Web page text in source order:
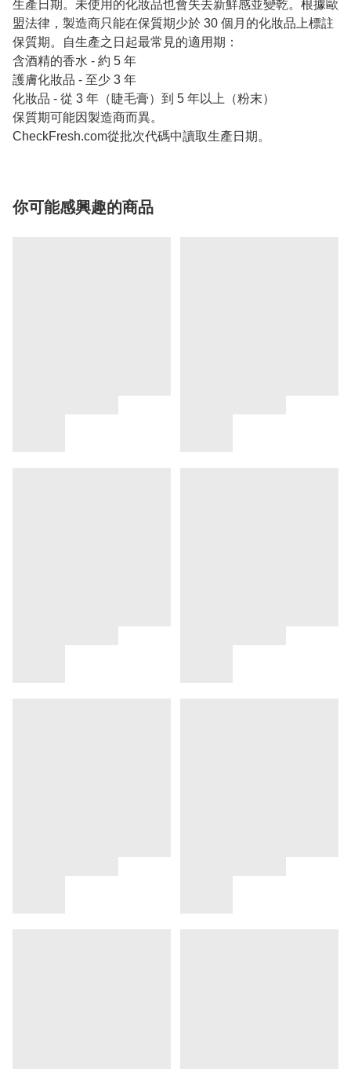
生產日期。未使用的化妝品也會失去新鮮感並變乾。根據歐
盟法律，製造商只能在保質期少於 30 個月的化妝品上標註
保質期。自生產之日起最常見的適用期：
含酒精的香水 - 約 5 年
護膚化妝品 - 至少 3 年
化妝品 - 從 3 年（睫毛膏）到 5 年以上（粉末）
保質期可能因製造商而異。
CheckFresh.com從批次代碼中讀取生產日期。
你可能感興趣的商品